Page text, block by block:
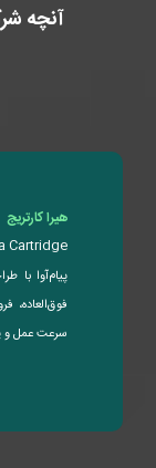
آنچه
هیرا کارتریج
Cartridge
پیام‌آوا با
فوق‌العاده،
سرعت عمل و